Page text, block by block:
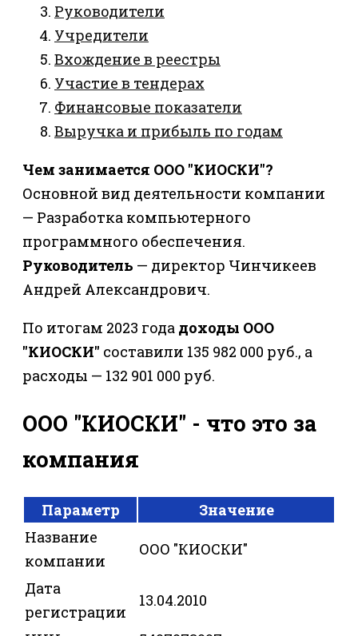
Руководители
Учредители
Вхождение в реестры
Участие в тендерах
Финансовые показатели
Выручка и прибыль по годам
Чем занимается ООО "КИОСКИ"?
Основной вид деятельности компании
— Разработка компьютерного
программного обеспечения.
Руководитель — директор Чинчикеев
Андрей Александрович.
По итогам 2023 года доходы ООО
"КИОСКИ" составили 135 982 000 руб., а
расходы — 132 901 000 руб.
ООО "КИОСКИ" - что это за
компания
Параметр
Значение
Название
компании
ООО "КИОСКИ"
Дата
регистрации
13.04.2010